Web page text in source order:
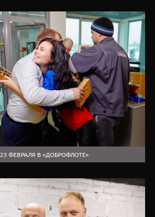
23 ФЕВРАЛЯ В «ДОБРОФЛОТЕ»